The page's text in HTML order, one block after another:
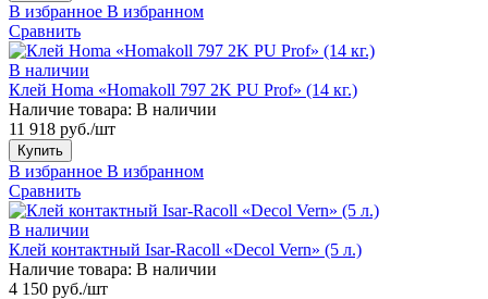
В избранное В избранном
Сравнить
В наличии
Клей Homa «Homakoll 797 2K PU Prof» (14 кг.)
Наличие товара: В наличии
11 918 руб./шт
Купить
В избранное В избранном
Сравнить
В наличии
Клей контактный Isar-Racoll «Decol Vern» (5 л.)
Наличие товара: В наличии
4 150 руб./шт